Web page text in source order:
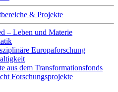
& Projekte
– Leben und Materie
Europaforschung
aus dem Transformationsfonds
Forschungsprojekte